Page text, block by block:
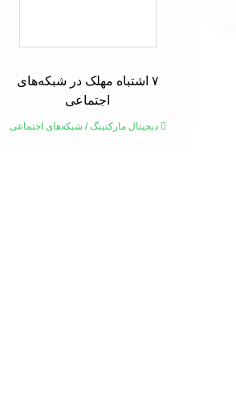
۷ اشتباه مهلک در شبکه‌های
اجتماعی
دیجیتال مارکتینگ/ شبکه‌های اجتماعی